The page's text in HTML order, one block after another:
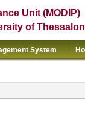
Unit (MODIP)
of
System